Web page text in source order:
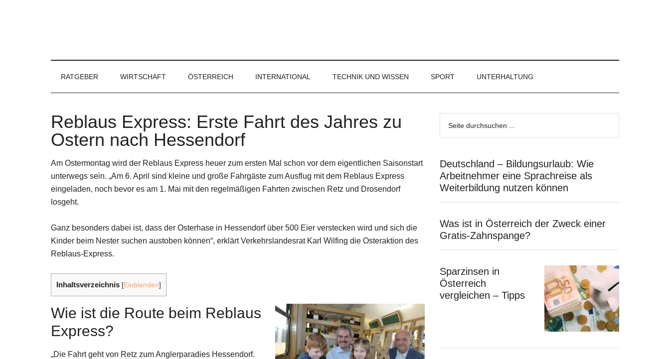
RATGEBER WIRTSCHAFT ÖSTERREICH INTERNATIONAL TECHNIK UND WISSEN SPORT UNTERHALTUNG
Reblaus Express: Erste Fahrt des Jahres zu
Ostern nach Hessendorf
Am Ostermontag wird der Reblaus Express heuer zum ersten Mal schon vor dem eigentlichen Saisonstart
unterwegs sein. „Am 6. April sind kleine und große Fahrgäste zum Ausflug mit dem Reblaus Express
eingeladen, noch bevor es am 1. Mai mit den regelmäßigen Fahrten zwischen Retz und Drosendorf
losgeht.
Ganz besonders dabei ist, dass der Osterhase in Hessendorf über 500 Eier verstecken wird und sich die
Kinder beim Nester suchen austoben können“, erklärt Verkehrslandesrat Karl Wilfing die Osteraktion des
Reblaus-Express.
Inhaltsverzeichnis [Einblenden]
Wie ist die Route beim Reblaus
Express?
„Die Fahrt geht von Retz zum Anglerparadies Hessendorf.
Deutschland – Bildungsurlaub: Wie
Arbeitnehmer eine Sprachreise als
Weiterbildung nutzen können
Was ist in Österreich der Zweck einer
Gratis-Zahnspange?
Sparzinsen in
Österreich
vergleichen – Tipps